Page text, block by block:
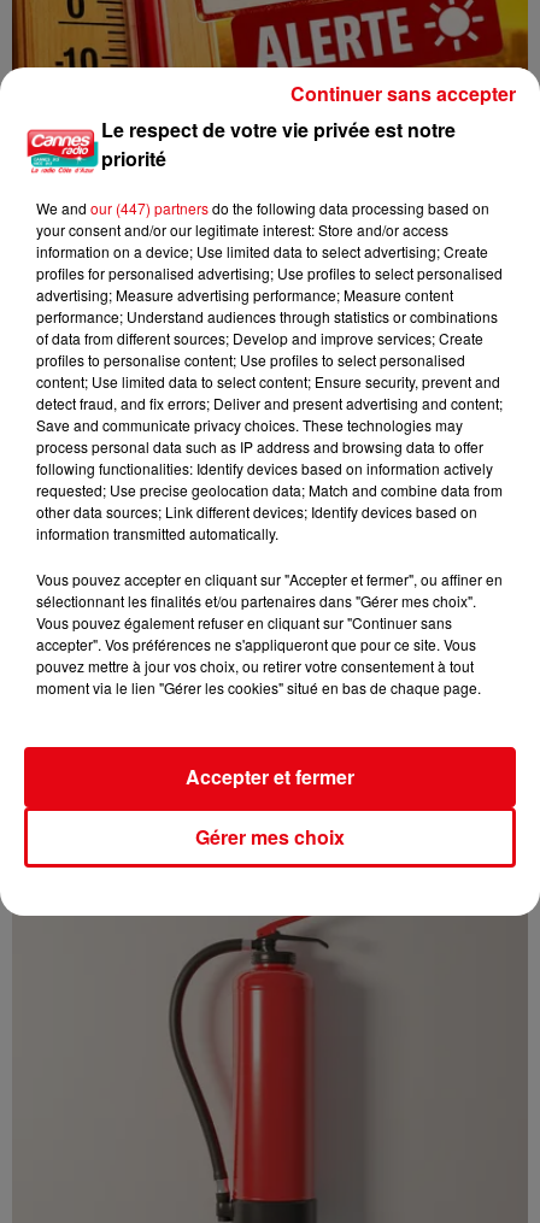
Une nouvelle vague de chaleur attendue en France : jusqu’à 40
°C...
Cambriolages : une hausse de 5,8 % enregistrée en France en
Le respect de votre vie privée est notre
priorité
We and our (447) partnersdo the following data processing based on
your consent and/or our legitimate interest: Store and/or access
information on a device; Use limited data to select advertising; Create
profiles for personalised advertising; Use profiles to select personalised
advertising; Measure advertising performance; Measure content
performance; Understand audiences through statistics or combinations
of data from different sources; Develop and improve services; Create
profiles to personalise content; Use profiles to select personalised
content; Use limited data to select content; Ensure security, prevent and
detect fraud, and fix errors; Deliver and present advertising and content;
Save and communicate privacy choices. These technologies may
process personal data such as IP address and browsing data to offer
following functionalities: Identify devices based on information actively
requested; Use precise geolocation data; Match and combine data from
other data sources; Link different devices; Identify devices based on
information transmitted automatically.
Vous pouvez accepter en cliquant sur "Accepter et fermer", ou affiner en
sélectionnant les finalités et/ou partenaires dans "Gérer mes choix".
Vous pouvez également refuser en cliquant sur "Continuer sans
accepter". Vos préférences ne s'appliqueront que pour ce site. Vous
pouvez mettre à jour vos choix, ou retirer votre consentement à tout
moment via le lien "Gérer les cookies" situé en bas de chaque page.
Gérer mes choix
Accepter et fermer
Continuer sans accepter